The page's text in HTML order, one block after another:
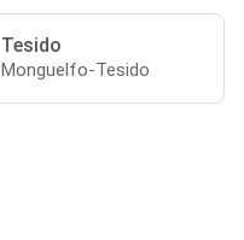
Tesido
Monguelfo-Tesido